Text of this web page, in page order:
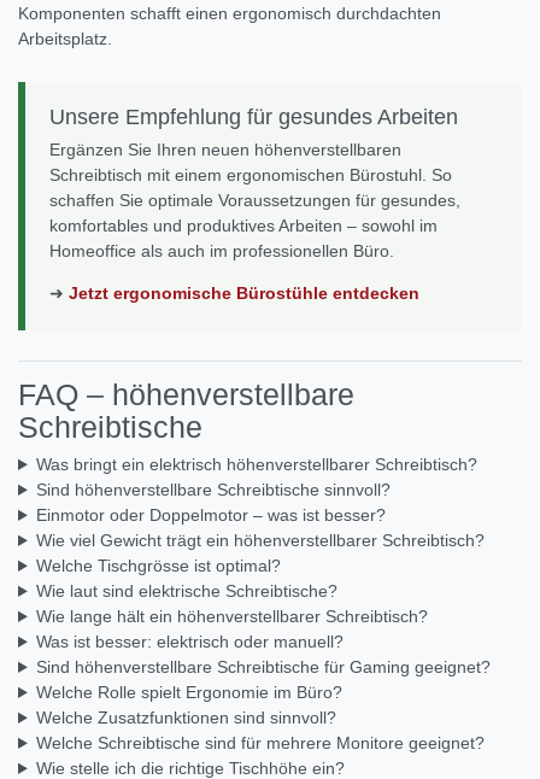
Komponenten schafft einen ergonomisch durchdachten
Arbeitsplatz.
Unsere Empfehlung für gesundes Arbeiten
Ergänzen Sie Ihren neuen höhenverstellbaren
Schreibtisch mit einem ergonomischen Bürostuhl. So
schaffen Sie optimale Voraussetzungen für gesundes,
komfortables und produktives Arbeiten – sowohl im
Homeoffice als auch im professionellen Büro.
➜ Jetzt ergonomische Bürostühle entdecken
FAQ – höhenverstellbare
Schreibtische
Was bringt ein elektrisch höhenverstellbarer Schreibtisch?
Sind höhenverstellbare Schreibtische sinnvoll?
Einmotor oder Doppelmotor – was ist besser?
Wie viel Gewicht trägt ein höhenverstellbarer Schreibtisch?
Welche Tischgrösse ist optimal?
Wie laut sind elektrische Schreibtische?
Wie lange hält ein höhenverstellbarer Schreibtisch?
Was ist besser: elektrisch oder manuell?
Sind höhenverstellbare Schreibtische für Gaming geeignet?
Welche Rolle spielt Ergonomie im Büro?
Welche Zusatzfunktionen sind sinnvoll?
Welche Schreibtische sind für mehrere Monitore geeignet?
Wie stelle ich die richtige Tischhöhe ein?